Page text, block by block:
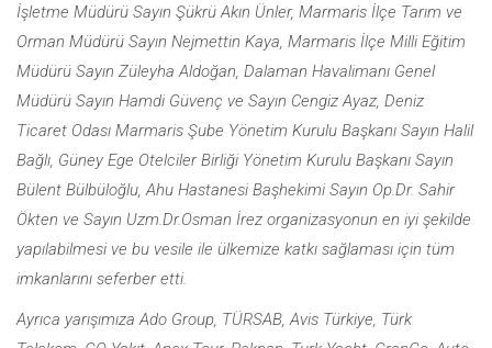
İşletme Müdürü Sayın Şükrü Akın Ünler, Marmaris İlçe Tarım ve
Orman Müdürü Sayın Nejmettin Kaya, Marmaris İlçe Milli Eğitim
Müdürü Sayın Züleyha Aldoğan, Dalaman Havalimanı Genel
Müdürü Sayın Hamdi Güvenç ve Sayın Cengiz Ayaz, Deniz
Ticaret Odası Marmaris Şube Yönetim Kurulu Başkanı Sayın Halil
Bağlı, Güney Ege Otelciler Birliği Yönetim Kurulu Başkanı Sayın
Bülent Bülbüloğlu, Ahu Hastanesi Başhekimi Sayın Op.Dr. Sahir
Ökten ve Sayın Uzm.Dr.Osman İrez organizasyonun en iyi şekilde
yapılabilmesi ve bu vesile ile ülkemize katkı sağlaması için tüm
imkanlarını seferber etti.
Ayrıca yarışımıza Ado Group, TÜRSAB, Avis Türkiye, Türk